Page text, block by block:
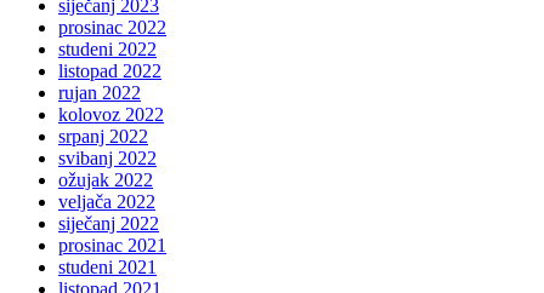
siječanj 2023
prosinac 2022
studeni 2022
listopad 2022
rujan 2022
kolovoz 2022
srpanj 2022
svibanj 2022
ožujak 2022
veljača 2022
siječanj 2022
prosinac 2021
studeni 2021